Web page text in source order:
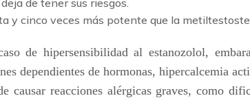
de tener sus riesgos.
y cinco veces más potente que la
de hipersensibilidad al estanozolol,
dependientes de hormonas, hipercalcemia
causar reacciones alérgicas graves, como